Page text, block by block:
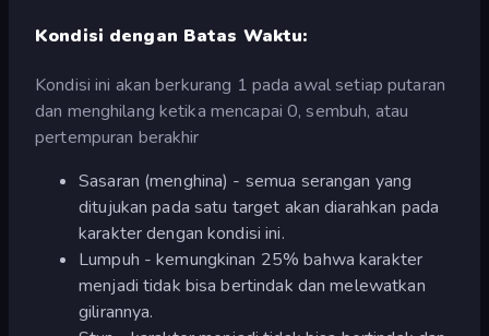
Kondisi dengan Batas Waktu:
Kondisi ini akan berkurang 1 pada awal setiap putaran
dan menghilang ketika mencapai 0, sembuh, atau
pertempuran berakhir
Sasaran (menghina) - semua serangan yang
ditujukan pada satu target akan diarahkan pada
karakter dengan kondisi ini.
Lumpuh - kemungkinan 25% bahwa karakter
menjadi tidak bisa bertindak dan melewatkan
gilirannya.